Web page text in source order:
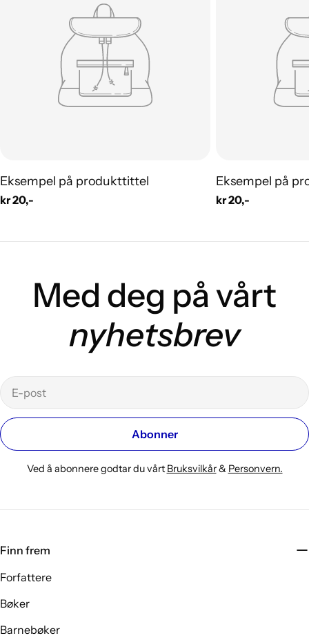
Eksempel på produkttittel
Vanlig
kr 20,-
Eksempel på
Vanlig
kr 20,-
Med deg på vårt
nyhetsbrev
E-
post
Abonner
Ved å abonnere godtar du vårt Bruksvilkår& Personvern.
Finn frem
Forfattere
Bøker
Barnebøker